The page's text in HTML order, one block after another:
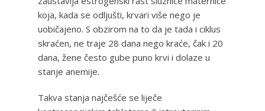
koja, kada se odljušti, krvari više nego je
uobičajeno. S obzirom na to da je tada i ciklus
skraćen, ne traje 28 dana nego kraće, čak i 20
dana, žene često gube puno krvi i dolaze u
stanje anemije.
Takva stanja najčešće se liječe